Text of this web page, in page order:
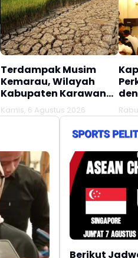
Terdampak Musim
Kemarau, Wilayah
Kabupaten Karawang
Kekeringan Makin
Meluas
Kamis, 6 Agustus 2026
Berikut